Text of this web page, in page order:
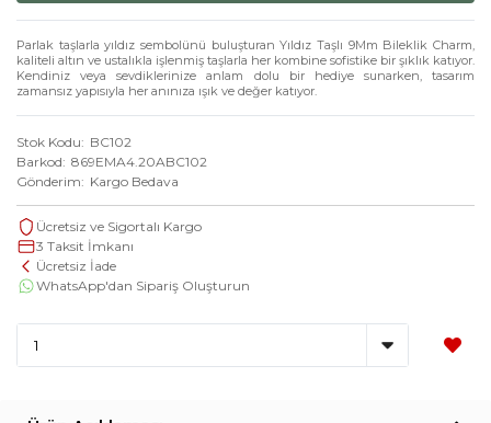
Parlak taşlarla yıldız sembolünü buluşturan Yıldız Taşlı 9Mm Bileklik Charm,
kaliteli altın ve ustalıkla işlenmiş taşlarla her kombine sofistike bir şıklık katıyor.
Kendiniz veya sevdiklerinize anlam dolu bir hediye sunarken, tasarım
zamansız yapısıyla her anınıza ışık ve değer katıyor.
Stok Kodu
BC102
Barkod 869EMA4.20ABC102
Gönderim
Kargo Bedava
Ücretsiz ve Sigortalı Kargo
3 Taksit İmkanı
Ücretsiz İade
WhatsApp'dan Sipariş Oluşturun